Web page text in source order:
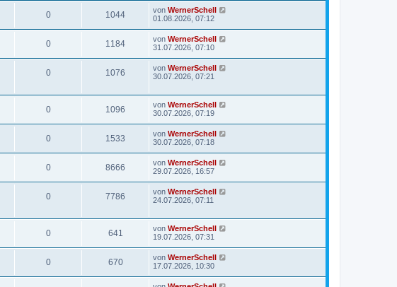
0 1044 von WernerSchell
01.08.2026, 07:12
0 1184 von WernerSchell
31.07.2026, 07:10
0 1076 von WernerSchell
30.07.2026, 07:21
0 1096 von WernerSchell
30.07.2026, 07:19
0 1533 von WernerSchell
30.07.2026, 07:18
0 8666 von WernerSchell
29.07.2026, 16:57
0 7786 von WernerSchell
24.07.2026, 07:11
0 641 von WernerSchell
19.07.2026, 07:31
0 670 von WernerSchell
17.07.2026, 10:30